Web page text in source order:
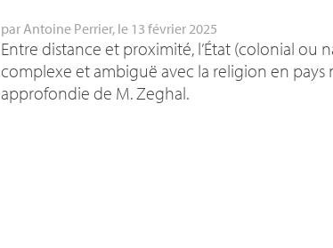
par Antoine Perrier, le 13 février 2025
Entre distance et proximité, l’État (colonial
complexe et ambiguë avec la religion en
approfondie de M. Zeghal.